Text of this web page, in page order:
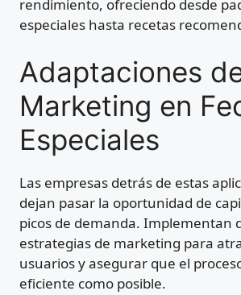
rendimiento, ofreciendo desde
especiales hasta recetas
Adaptaciones
Marketing en
Especiales
Las empresas detrás de estas
dejan pasar la oportunidad de
picos de demanda. Implementan
estrategias de marketing para
usuarios y asegurar que el
eficiente como posible.